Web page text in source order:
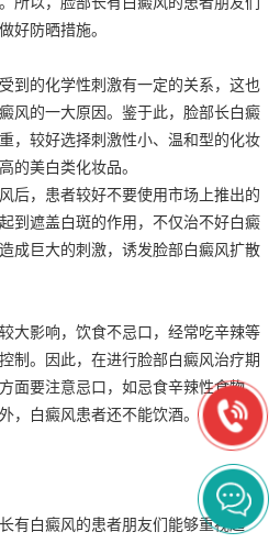
好防晒措施。
到的化学性刺激有一定的关系，这也
风的一大原因。鉴于此，脸部长白癜
，较好选择刺激性小、温和型的化妆
的美白类化妆品。
后，患者较好不要使用市场上推出的
到遮盖白斑的作用，不仅治不好白癜
成巨大的刺激，诱发脸部白癜风扩散
大影响，饮食不忌口，经常吃辛辣等
制。因此，在进行脸部白癜风治疗期
面要注意忌口，如忌食辛辣性食物、
，白癜风患者还不能饮酒。《《《推
有白癜风的患者朋友们能够重视起